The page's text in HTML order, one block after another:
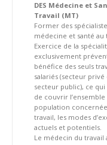
DES Médecine et
Travail (MT)
Former des
médecine et santé au
Exercice de la
exclusivement
bénéfice des seuls
salariés (secteur privé
secteur public), ce
de couvrir l’ensemble
population
travail, les modes
actuels et potentiels.
Le médecin du travail